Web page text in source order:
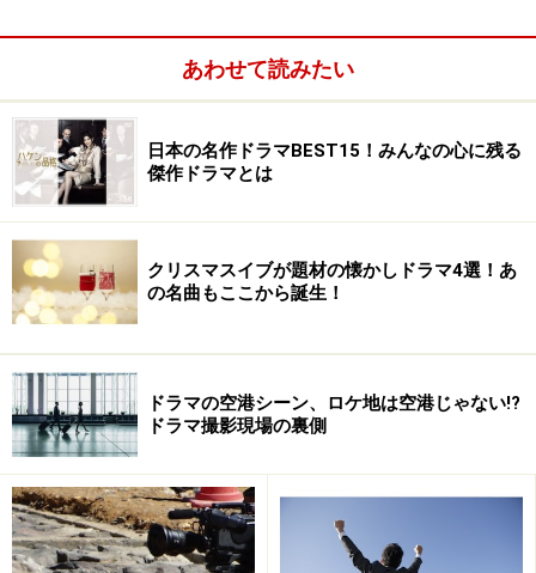
青春のもどかしさを、サラリと表現する
きっと泣いてしまう』
タイトルの持つ言葉の切なさを、見事に表現していま
す。
脚本家、坂元裕二の世界を演じることは容易いことでは
ありません。演技力がないと切なさが薄っぺらになって
あわせて読みたい
日本の名作ドラマBEST15！みんなの心に残る
傑作ドラマとは
クリスマスイブが題材の懐かしドラマ4選！あ
の名曲もここから誕生！
ドラマの空港シーン、ロケ地は空港じゃない!?
ドラマ撮影現場の裏側